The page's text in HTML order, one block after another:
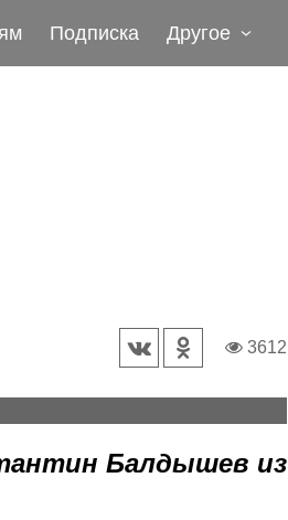
Подписка Другое
3612
поваров и
Балдышев из